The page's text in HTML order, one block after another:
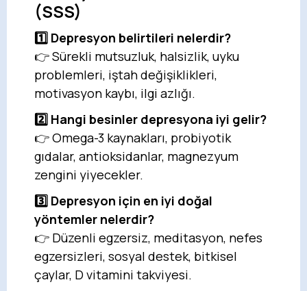
(SSS)
1️⃣ Depresyon belirtileri nelerdir?
👉 Sürekli mutsuzluk, halsizlik, uyku
problemleri, iştah değişiklikleri,
motivasyon kaybı, ilgi azlığı.
2️⃣ Hangi besinler depresyona iyi gelir?
👉 Omega-3 kaynakları, probiyotik
gıdalar, antioksidanlar, magnezyum
zengini yiyecekler.
3️⃣ Depresyon için en iyi doğal
yöntemler nelerdir?
👉 Düzenli egzersiz, meditasyon, nefes
egzersizleri, sosyal destek, bitkisel
çaylar, D vitamini takviyesi.